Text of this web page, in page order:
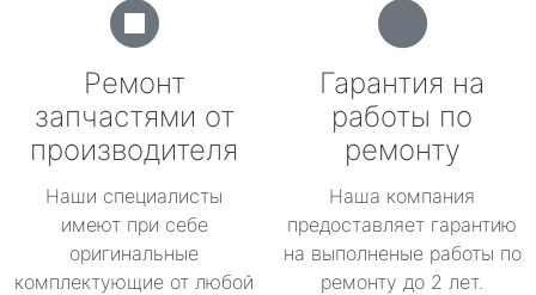
Ремонт
запчастями от
производителя
Наши специалисты
имеют при себе
оригинальные
комплектующие от любой
Гарантия на
работы по
ремонту
Наша компания
предоставляет гарантию
на выполненые работы по
ремонту до 2 лет.